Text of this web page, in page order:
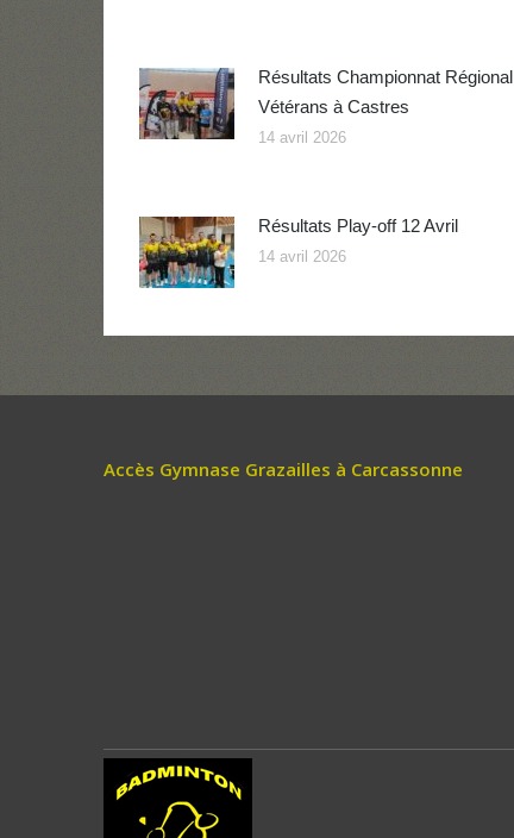
Résultats Championnat Régional
Vétérans à Castres
14 avril 2026
Résultats Play-off 12 Avril
14 avril 2026
Accès Gymnase Grazailles à Carcassonne